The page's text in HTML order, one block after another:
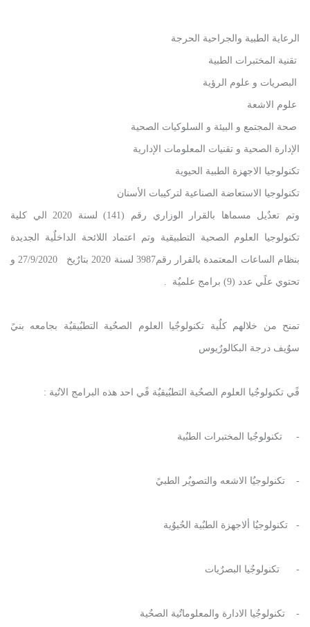
الرعاية الطبية والجراحية الحرجة
تقنية المختبرات الطبية
البصريات و علوم الرؤية
علوم الاشعة
صحة المجتمع و البيئة و السلوكيات الصحية
الإدارة الصحية و تقنيات المعلومات الإدارية
تكنولوجيا الاجهزة الطبية الحيوية
تكنولوجيا الاستعاضة الصناعية لتركيبات الأسنان
وتم تعدٌيل مسماها بالقرار الوزاري رقم (141) لسنة 2020 الي كلية
تكنولوجيا العلوم الصحية التطبيقية وتم اعتماد اللائحة الداخلٌية الجديدة
بنظام الساعات المعتمدة بالقرار رقم3987 لسنة 2020 بتارٌيخ 27/9/2020 و
تحتوي علًي عدد (9) برامج علميٌة .
تمنح من خلالهم كلٌية تكنولوجٌيا العلوم الصحٌية التطبٌيقيٌة بجامعه بنيً
سوٌيف درجة البكالورٌيوس
فًي تكنولوجٌيا العلوم الصحٌية التطبٌيقيٌة فًي احد هذه البرامج الاتٌية :
- تكنولوجٌيا المختبرات الطبٌية
- تكنولوجيٌا الاشعه والتصويٌر الطبيً
- تكنولوجيٌا ألاجهزة الطبٌية الحٌيوٌية
- تكنولوجٌيا البصرٌيات
- تكنولوجٌيا الادارة والمعلوماتٌية الصحٌية